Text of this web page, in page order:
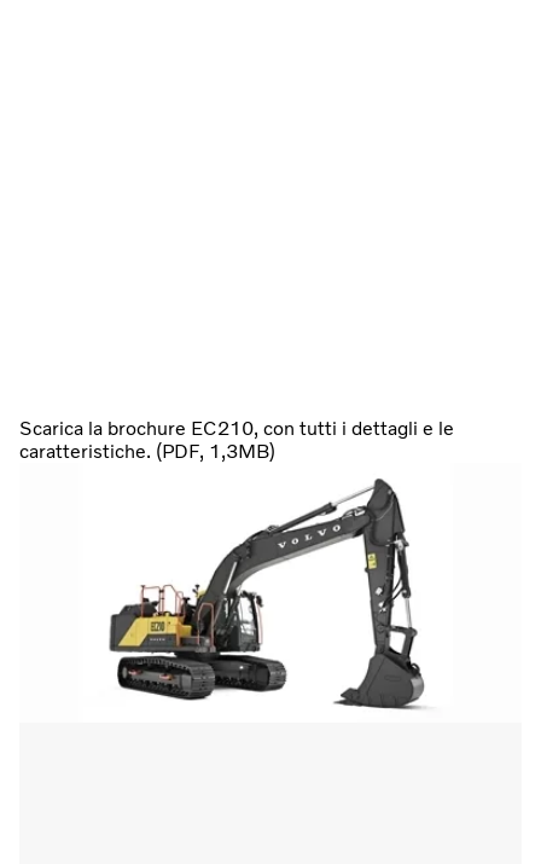
Scarica la brochure EC210, con tutti i dettagli e le
caratteristiche. (PDF, 1,3MB)